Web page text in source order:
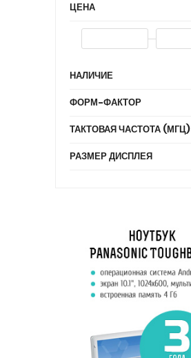
ЦЕНА
НАЛИЧИЕ
ФОРМ-ФАКТОР
ТАКТОВАЯ ЧАСТОТА (МГЦ)
РАЗМЕР ДИСПЛЕЯ